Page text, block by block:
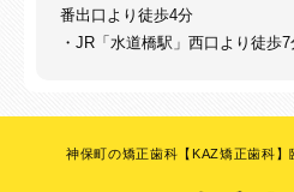
番出口より徒歩4分
・JR「水道橋駅」西口より徒歩7
神保町の矯正歯科【KAZ矯正歯科】